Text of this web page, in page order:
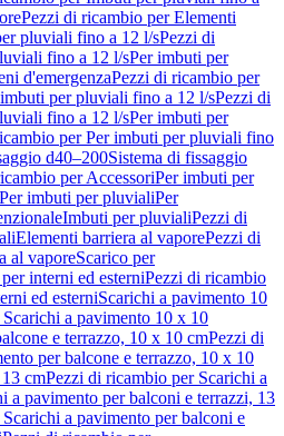
Pezzi di ricambio per Elementi
pluviali fino a 12 l/sPezzi di
fino a 12 l/sPer imbuti per
d'emergenzaPezzi di ricambio per
per pluviali fino a 12 l/sPezzi di
fino a 12 l/sPer imbuti per
per Per imbuti per pluviali fino
d40–200Sistema di fissaggio
per AccessoriPer imbuti per
imbuti per pluvialiPer
Imbuti per pluvialiPezzi di
Elementi barriera al vaporePezzi di
al vaporeScarico per
interni ed esterniPezzi di ricambio
ed esterniScarichi a pavimento 10
a pavimento 10 x 10
e terrazzo, 10 x 10 cmPezzi di
per balcone e terrazzo, 10 x 10
cmPezzi di ricambio per Scarichi a
a pavimento per balconi e terrazzi, 13
a pavimento per balconi e